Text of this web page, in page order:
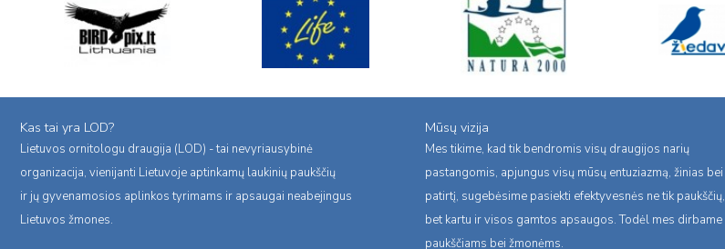
Kas tai yra LOD?
Lietuvos ornitologu draugija (LOD) - tai nevyriausybinė
organizacija, vienijanti Lietuvoje aptinkamų laukinių paukščių
ir jų gyvenamosios aplinkos tyrimams ir apsaugai neabejingus
Lietuvos žmones.
Mūsų vizija
Mes tikime, kad tik bendromis visų draugijos narių
pastangomis, apjungus visų mūsų entuziazmą, žinias bei
patirtį, sugebėsime pasiekti efektyvesnės ne tik paukščių,
bet kartu ir visos gamtos apsaugos. Todėl mes dirbame
paukščiams bei žmonėms.